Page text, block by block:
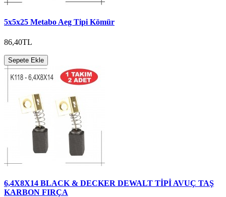
5x5x25 Metabo Aeg Tipi Kömür
86,40TL
Sepete Ekle
6,4X8X14 BLACK & DECKER DEWALT TİPİ AVUÇ TAŞ
KARBON FIRÇA